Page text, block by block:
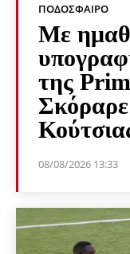
ΠΟΔΌΣΦΑΙΡΟ
Με
της
08/08/2026 13:33